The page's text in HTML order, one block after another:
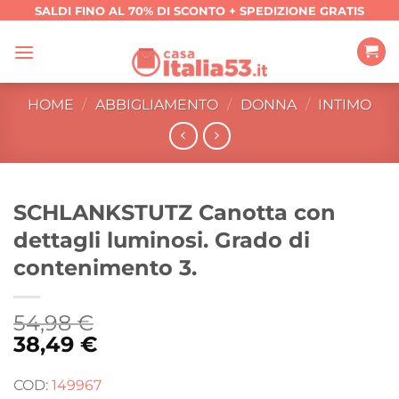
contenuti
SALDI FINO AL 70% DI SCONTO + SPEDIZIONE GRATIS
HOME / ABBIGLIAMENTO / DONNA / INTIMO
SCHLANKSTUTZ Canotta con
dettagli luminosi. Grado di
contenimento 3.
54,98€
38,49 €
COD: 149967